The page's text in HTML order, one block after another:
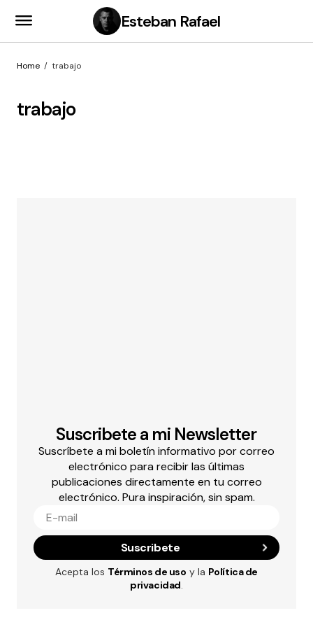
Esteban Rafael
Home trabajo
trabajo
Suscribete a mi Newsletter
Suscríbete a mi boletín informativo por correo
electrónico para recibir las últimas
publicaciones directamente en tu correo
electrónico. Pura inspiración, sin spam.
Suscribete
Acepta los Términos de uso y la Política de
privacidad.